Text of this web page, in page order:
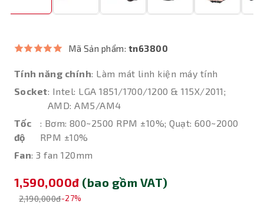
Mã Sản phẩm: tn63800
Tính năng chính: Làm mát linh kiện máy tính
Socket: Intel: LGA 1851/1700/1200 & 115X/2011;
AMD: AM5/AM4
Tốc
độ
: Bơm: 800~2500 RPM ±10%; Quạt: 600~2000
RPM ±10%
Fan: 3 fan 120mm
1,590,000đ (bao gồm VAT)
2,190,000đ-27%